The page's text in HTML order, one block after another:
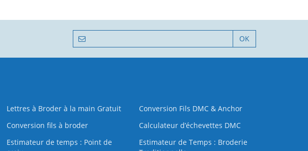
OK
Lettres à Broder à la main Gratuit
Conversion Fils DMC & Anchor
Conversion fils à broder
Calculateur d’échevettes DMC
Estimateur de temps : Point de
Estimateur de Temps : Broderie